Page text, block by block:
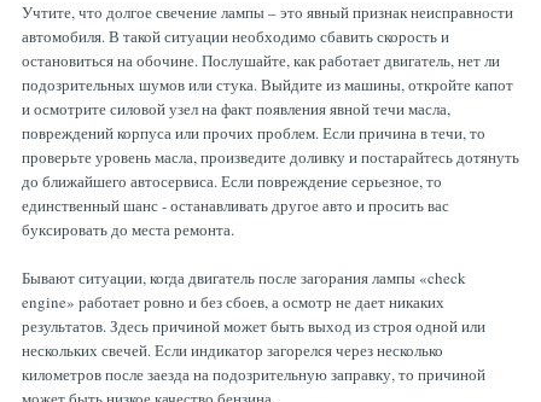
Учтите, что долгое свечение лампы – это явный признак неисправности
автомобиля. В такой ситуации необходимо сбавить скорость и
остановиться на обочине. Послушайте, как работает двигатель, нет ли
подозрительных шумов или стука. Выйдите из машины, откройте капот
и осмотрите силовой узел на факт появления явной течи масла,
повреждений корпуса или прочих проблем. Если причина в течи, то
проверьте уровень масла, произведите доливку и постарайтесь дотянуть
до ближайшего автосервиса. Если повреждение серьезное, то
единственный шанс - останавливать другое авто и просить вас
буксировать до места ремонта.
Бывают ситуации, когда двигатель после загорания лампы «check
engine» работает ровно и без сбоев, а осмотр не дает никаких
результатов. Здесь причиной может быть выход из строя одной или
нескольких свечей. Если индикатор загорелся через несколько
километров после заезда на подозрительную заправку, то причиной